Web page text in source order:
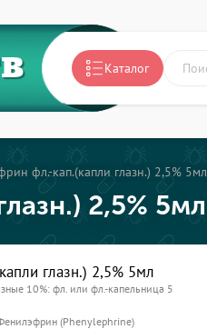
Каталог
фл.-кап.(капли глазн.) 2,5% 5мл
2,5% 5мл
глазн.) 2,5% 5мл
10%: фл. или фл.-капельница 5
(Phenylephrine)